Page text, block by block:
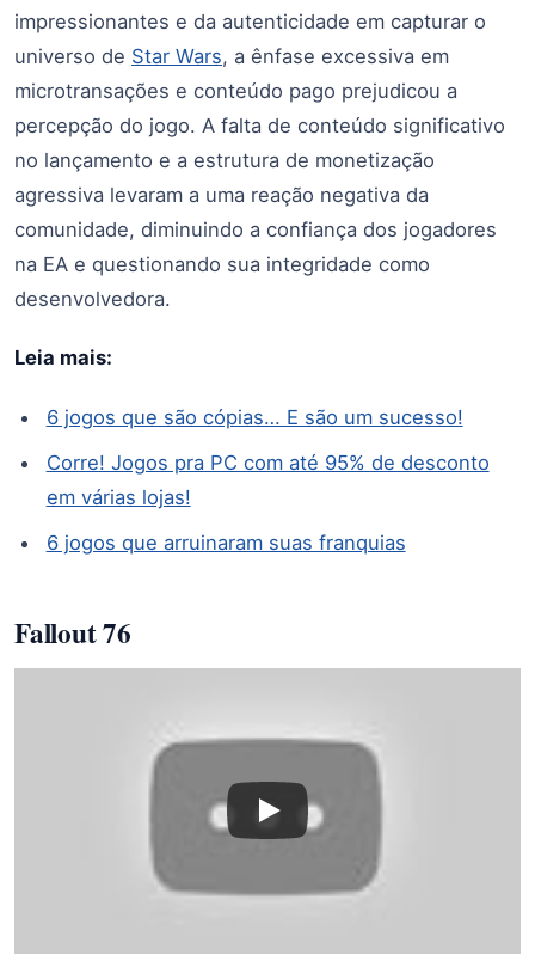
impressionantes e da autenticidade em capturar o
universo de Star Wars, a ênfase excessiva em
microtransações e conteúdo pago prejudicou a
percepção do jogo. A falta de conteúdo significativo
no lançamento e a estrutura de monetização
agressiva levaram a uma reação negativa da
comunidade, diminuindo a confiança dos jogadores
na EA e questionando sua integridade como
desenvolvedora.
Leia mais:
6 jogos que são cópias… E são um sucesso!
Corre! Jogos pra PC com até 95% de desconto
em várias lojas!
6 jogos que arruinaram suas franquias
Fallout 76